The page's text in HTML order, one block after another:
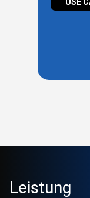
und
Leistung